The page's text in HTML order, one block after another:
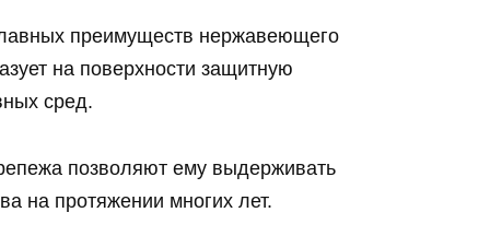
преимуществ нержавеющего
на поверхности защитную
сред.
позволяют ему выдерживать
на протяжении многих лет.